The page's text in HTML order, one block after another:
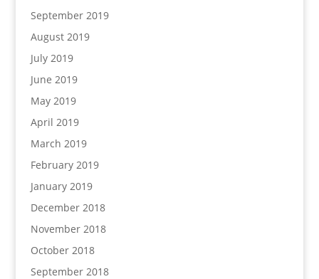
September 2019
August 2019
July 2019
June 2019
May 2019
April 2019
March 2019
February 2019
January 2019
December 2018
November 2018
October 2018
September 2018